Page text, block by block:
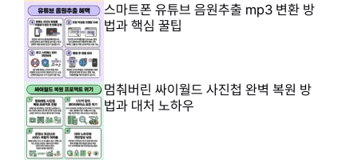
스마트폰 유튜브 음원추출 mp3 변환 방
법과 핵심 꿀팁
멈춰버린 싸이월드 사진첩 완벽 복원 방
법과 대처 노하우